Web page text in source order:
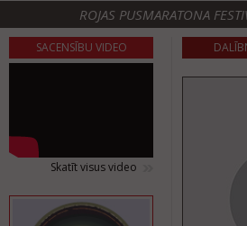
ROJAS PUSMARATONA
SACENSĪBU VIDEO
Skatīt visus video